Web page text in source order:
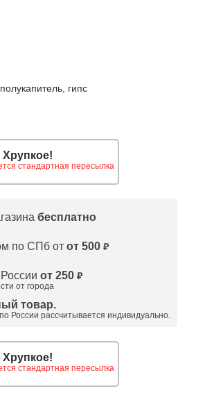
гипс
Хрупкое!
стандартная пересылка
бесплатно
по СПб от от 500 ₽
от 250 ₽
от города
товар.
России рассчитывается индивидуально.
Хрупкое!
стандартная пересылка